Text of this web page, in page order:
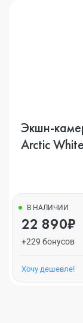
Экшн-
Arctic White
В НАЛИЧИИ
22 890₽
+229 бонусов
Хочу дешевле!